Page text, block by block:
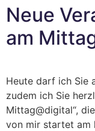
Neue
am
Heute darf ich Sie
zudem ich Sie
Mittag@digital“,
von mir startet am